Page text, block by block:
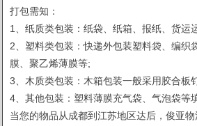
打包需知：
1、纸质类包装：纸袋、纸箱、报纸、货运
2、塑料类包装：快递外包装塑料袋、编织
膜、聚乙烯薄膜等;
3、木质类包装：木箱包装一般采用胶合板
4、其他包装：塑料薄膜充气袋、气泡袋等
当您的物品从成都到江苏地区达后，俊亚